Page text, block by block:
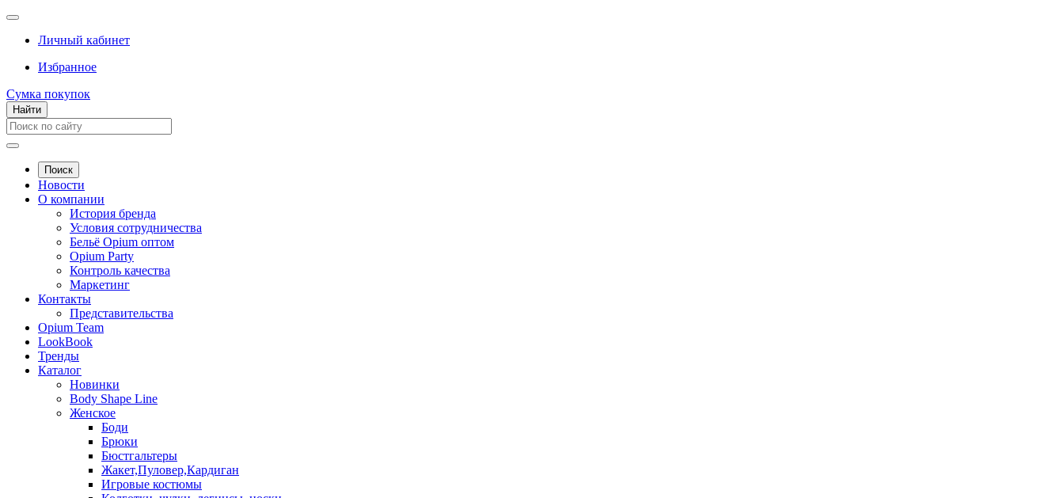
Личный кабинет
Избранное
Сумка покупок
Найти
Поиск
Новости
О компании
История бренда
Условия сотрудничества
Бельё Opium оптом
Opium Party
Контроль качества
Маркетинг
Контакты
Представительства
Opium Team
LookBook
Тренды
Каталог
Новинки
Body Shape Line
Женское
Боди
Брюки
Бюстгальтеры
Жакет,Пуловер,Кардиган
Игровые костюмы